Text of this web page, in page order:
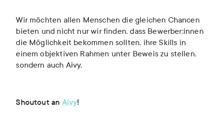
Wir möchten allen Menschen die gleichen Chancen
bieten und nicht nur wir finden, dass Bewerber:innen
die Möglichkeit bekommen sollten, ihre Skills in
einem objektiven Rahmen unter Beweis zu stellen,
sondern auch Aivy.
Shoutout an Aivy!